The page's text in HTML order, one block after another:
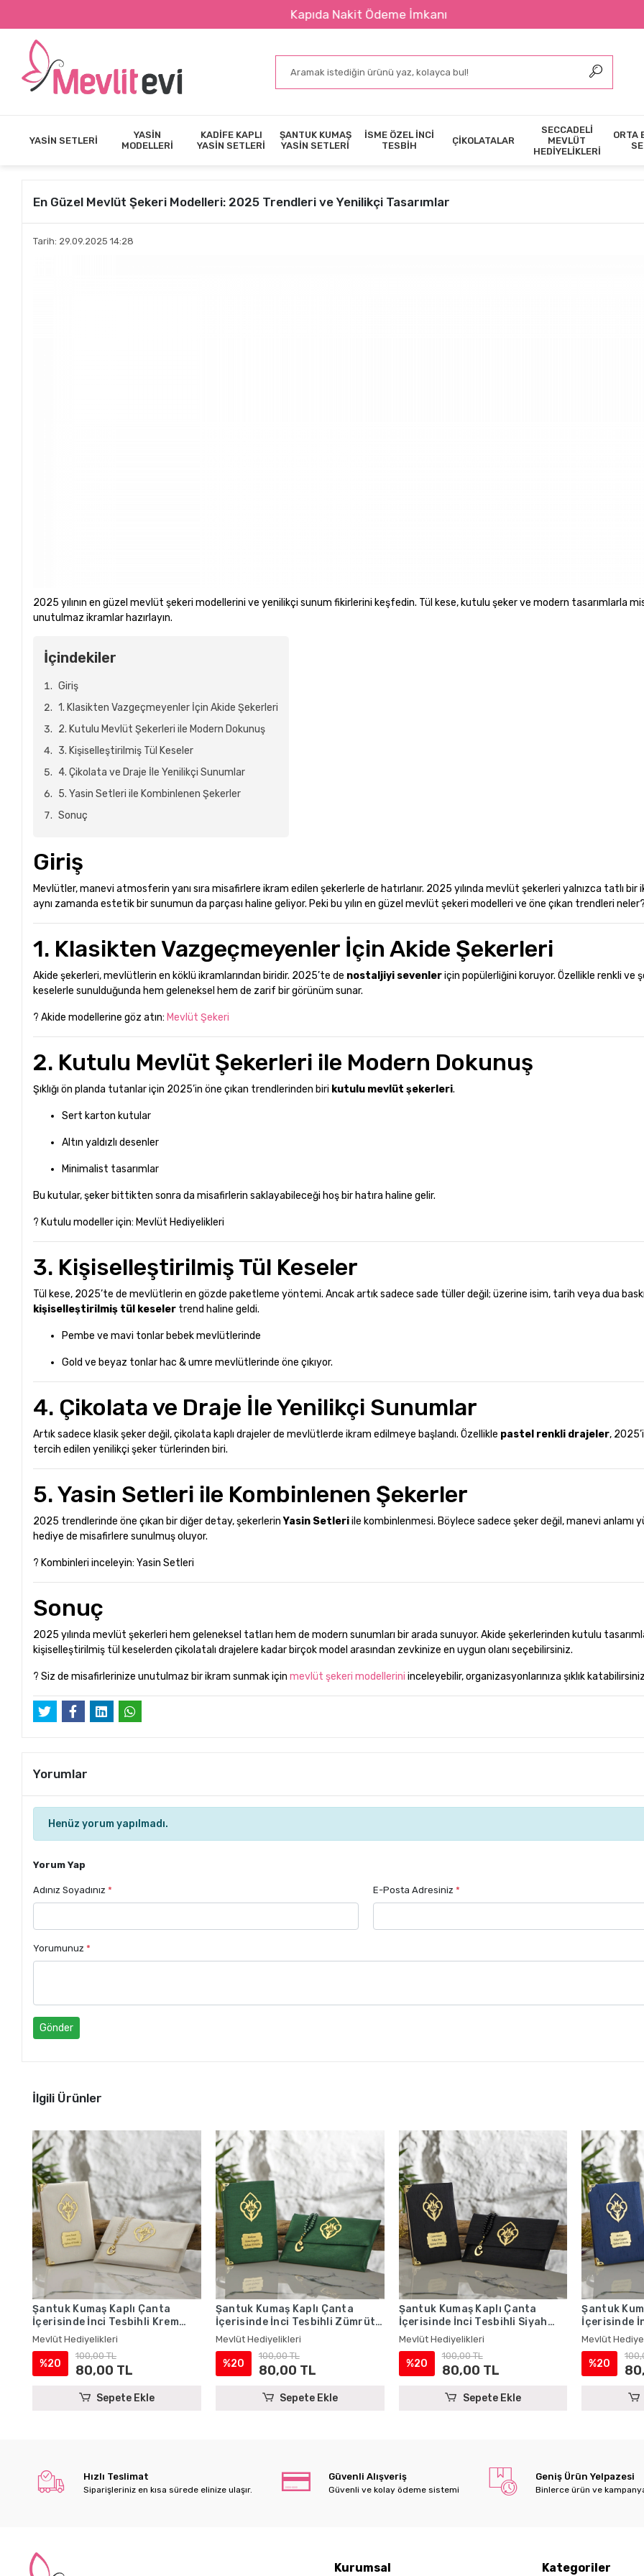
Kapıda Nakit Ödeme İmkanı
YASİN SETLERİ
YASİN
MODELLERİ
KADİFE KAPLI
YASİN SETLERİ
ŞANTUK KUMAŞ
YASİN SETLERİ
İSME ÖZEL İNCİ
TESBİH
ÇİKOLATALAR
SECCADELİ
MEVLÜT
HEDİYELİKLERİ
ORTA
En Güzel Mevlüt Şekeri Modelleri: 2025 Trendleri ve Yenilikçi Tasarımlar
Tarih: 29.09.2025 14:28
2025 yılının en güzel mevlüt şekeri modellerini ve yenilikçi sunum fikirlerini keşfedin. Tül kese, kutulu şeker ve modern tasarımlarla
unutulmaz ikramlar hazırlayın.
İçindekiler
Giriş
1. Klasikten Vazgeçmeyenler İçin Akide Şekerleri
2. Kutulu Mevlüt Şekerleri ile Modern Dokunuş
3. Kişiselleştirilmiş Tül Keseler
4. Çikolata ve Draje İle Yenilikçi Sunumlar
5. Yasin Setleri ile Kombinlenen Şekerler
Sonuç
Giriş
Mevlütler, manevi atmosferin yanı sıra misafirlere ikram edilen şekerlerle de hatırlanır. 2025 yılında mevlüt şekerleri yalnızca tatlı bir
aynı zamanda estetik bir sunumun da parçası haline geliyor. Peki bu yılın en güzel mevlüt şekeri modelleri ve öne çıkan trendleri neler?
1. Klasikten Vazgeçmeyenler İçin Akide Şekerleri
Akide şekerleri, mevlütlerin en köklü ikramlarından biridir. 2025’te de nostaljiyi sevenleriçin popülerliğini koruyor. Özellikle renkli ve
keselerle sunulduğunda hem geleneksel hem de zarif bir görünüm sunar.
? Akide modellerine göz atın: Mevlüt Şekeri
2. Kutulu Mevlüt Şekerleri ile Modern Dokunuş
Şıklığı ön planda tutanlar için 2025’in öne çıkan trendlerinden biri kutulu mevlüt şekerleri.
Sert karton kutular
Altın yaldızlı desenler
Minimalist tasarımlar
Bu kutular, şeker bittikten sonra da misafirlerin saklayabileceği hoş bir hatıra haline gelir.
? Kutulu modeller için: Mevlüt Hediyelikleri
3. Kişiselleştirilmiş Tül Keseler
Tül kese, 2025’te de mevlütlerin en gözde paketleme yöntemi. Ancak artık sadece sade tüller değil; üzerine isim, tarih veya dua
kişiselleştirilmiş tül keseler trend haline geldi.
Pembe ve mavi tonlar bebek mevlütlerinde
Gold ve beyaz tonlar hac & umre mevlütlerinde öne çıkıyor.
4. Çikolata ve Draje İle Yenilikçi Sunumlar
Artık sadece klasik şeker değil, çikolata kaplı drajeler de mevlütlerde ikram edilmeye başlandı. Özellikle pastel renkli drajeler,
tercih edilen yenilikçi şeker türlerinden biri.
5. Yasin Setleri ile Kombinlenen Şekerler
2025 trendlerinde öne çıkan bir diğer detay, şekerlerinYasin Setleriile kombinlenmesi. Böylece sadece şeker değil, manevi anlamı
hediye de misafirlere sunulmuş oluyor.
? Kombinleri inceleyin:Yasin Setleri
Sonuç
2025 yılında mevlüt şekerleri hem geleneksel tatları hem de modern sunumları bir arada sunuyor. Akide şekerlerinden kutulu
kişiselleştirilmiş tül keselerden çikolatalı drajelere kadar birçok model arasından zevkinize en uygun olanı seçebilirsiniz.
? Siz de misafirlerinize unutulmaz bir ikram sunmak içinmevlüt şekeri modellerini inceleyebilir, organizasyonlarınıza şıklık
Yorumlar
Henüz yorum yapılmadı.
Yorum Yap
Adınız Soyadınız* E-Posta Adresiniz*
Yorumunuz*
Gönder
İlgili Ürünler
Şantuk Kumaş Kaplı Çanta
İçerisinde İnci Tesbihli Krem
Renkli Şantuk Yasin Kitabı Seti
- Mevlüt Hediyelikleri
Mevlüt Hediyelikleri
%20
100,00 TL
80,00 TL
Sepete Ekle
Şantuk Kumaş Kaplı Çanta
İçerisinde İnci Tesbihli Zümrüt
Renkli Şantuk Yasin Kitabı Seti
- Mevlüt Hediyelikleri
Mevlüt Hediyelikleri
%20
100,00 TL
80,00 TL
Sepete Ekle
Şantuk Kumaş Kaplı Çanta
İçerisinde İnci Tesbihli Siyah
Renkli Şantuk Yasin Kitabı Seti
- Mevlüt Hediyelikleri
Mevlüt Hediyelikleri
%20
100,00 TL
80,00 TL
Sepete Ekle
Şantuk
İçerisinde
Renkli
- Mevlüt
Mevlüt
%20
Hızlı Teslimat
Siparişleriniz en kısa sürede elinize ulaşır.
Güvenli Alışveriş
Güvenli ve kolay ödeme sistemi
Geniş Ürün Yelpazesi
Binlerce ürün ve
Kurumsal Kategoriler